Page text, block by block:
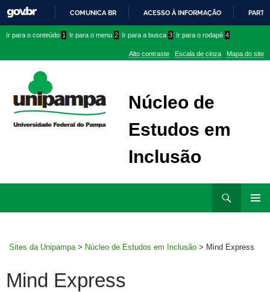
PARA
CONTEÚDO
COMUNICA BR ACESSO À INFORMAÇÃO
conteúdo
menu
superior
menu
Ir para o conteúdo 1 Ir para o menu 2 Ir para a busca 3 Ir para o rodapé 4
Alto contraste Escala de cinza Mapa do site
Núcleo de
Estudos em
Inclusão
Sites da Unipampa > Núcleo de Estudos em Inclusão > Mind Express
Mind Express